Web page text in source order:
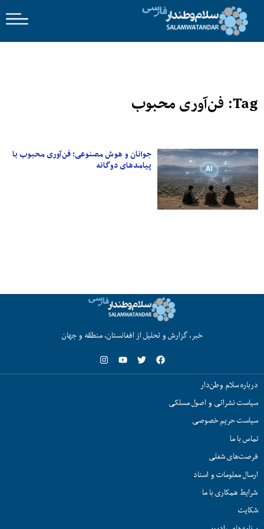
Tag: فن‌آوری محبوب
جوانان و هوش مصنوعی؛ فن‌آوری محبوب با
پیامدهای دوگانه
خبر، گزارش و تحلیل از افغانستان، منطقه و جهان
درباره سلام وطن‌دار
سیاست نشراتی و اصول مسلکی
سیاست حریم خصوصی
تماس با ما
فرصت‌های شغلی
ارسال معلومات و اسناد
شرایط همکاری با ما
شکایت